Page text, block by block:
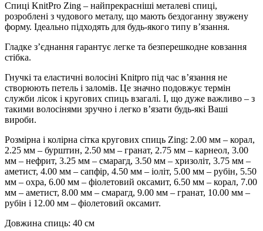
Спиці KnitPro Zing – найпрекрасніші металеві спиці,
розроблені з чудового металу, що мають бездоганну звужену
форму. Ідеально підходять для будь-якого типу в’язання.
Гладке з’єднання гарантує легке та безперешкодне ковзання
стібка.
Гнучкі та еластичні волосіні Knitpro під час в’язання не
створюють петель і заломів. Це значно подовжує термін
служби лісок і кругових спиць взагалі. І, що дуже важливо – з
такими волосінями зручно і легко в’язати будь-які Ваші
вироби.
Розмірна і колірна сітка кругових спиць Zing: 2.00 мм – корал,
2.25 мм – бурштин, 2.50 мм – гранат, 2.75 мм – карнеол, 3.00
мм – нефрит, 3.25 мм – смарагд, 3.50 мм – хризоліт, 3.75 мм –
аметист, 4.00 мм – сапфір, 4.50 мм – іоліт, 5.00 мм – рубін, 5.50
мм – охра, 6.00 мм – фіолетовий оксамит, 6.50 мм – корал, 7.00
мм – аметист, 8.00 мм – смарагд, 9.00 мм – гранат, 10.00 мм –
рубін і 12.00 мм – фіолетовий оксамит.
Довжина спиць: 40 см